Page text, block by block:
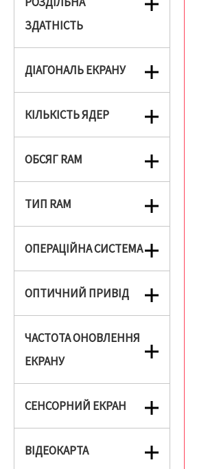
ЗДАТНІСТЬ
ДІАГОНАЛЬ ЕКРАНУ
КІЛЬКІСТЬ ЯДЕР
ОБСЯГ RAM
ТИП RAM
ОПЕРАЦІЙНА СИСТЕМА
ОПТИЧНИЙ ПРИВІД
ЧАСТОТА ОНОВЛЕННЯ
ЕКРАНУ
СЕНСОРНИЙ ЕКРАН
ВІДЕОКАРТА